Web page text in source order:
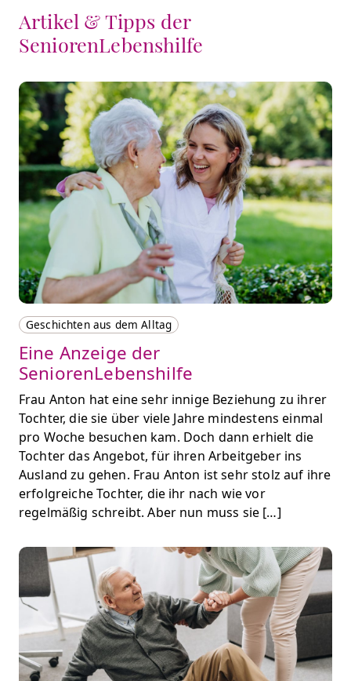
Artikel & Tipps der
SeniorenLebenshilfe
Geschichten aus dem Alltag
Eine Anzeige der
SeniorenLebenshilfe
Frau Anton hat eine sehr innige Beziehung zu ihrer
Tochter, die sie über viele Jahre mindestens einmal
pro Woche besuchen kam. Doch dann erhielt die
Tochter das Angebot, für ihren Arbeitgeber ins
Ausland zu gehen. Frau Anton ist sehr stolz auf ihre
erfolgreiche Tochter, die ihr nach wie vor
regelmäßig schreibt. Aber nun muss sie […]